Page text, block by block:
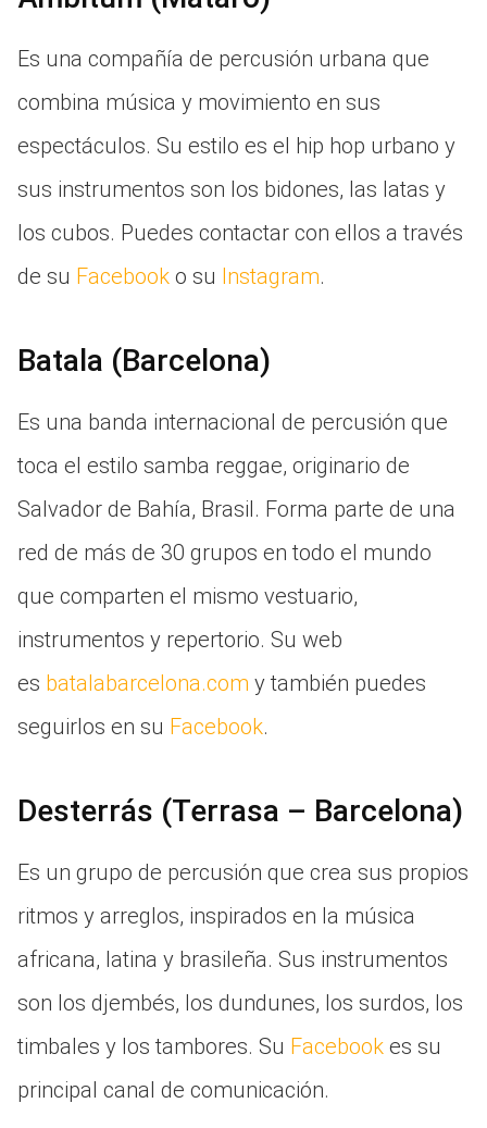
Es una compañía de percusión urbana que
combina música y movimiento en sus
espectáculos. Su estilo es el hip hop urbano y
sus instrumentos son los bidones, las latas y
los cubos. Puedes contactar con ellos a través
de su Facebook o su Instagram.
Batala (Barcelona)
Es una banda internacional de percusión que
toca el estilo samba reggae, originario de
Salvador de Bahía, Brasil. Forma parte de una
red de más de 30 grupos en todo el mundo
que comparten el mismo vestuario,
instrumentos y repertorio. Su web
es batalabarcelona.com y también puedes
seguirlos en su Facebook.
Desterrás (Terrasa – Barcelona)
Es un grupo de percusión que crea sus propios
ritmos y arreglos, inspirados en la música
africana, latina y brasileña. Sus instrumentos
son los djembés, los dundunes, los surdos, los
timbales y los tambores. Su Facebook es su
principal canal de comunicación.